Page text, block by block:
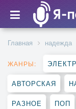
Главная надежда
ЖАНРЫ:
АВТОРСКАЯ
РАЗНОЕ ПОП